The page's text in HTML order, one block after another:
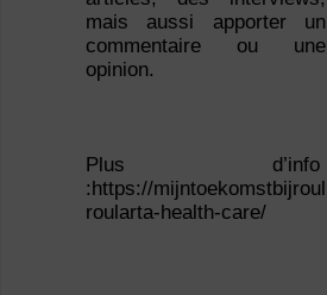
mais aussi apporter un
commentaire ou une
opinion.
Plus d’info
:https://
roularta-health-care/